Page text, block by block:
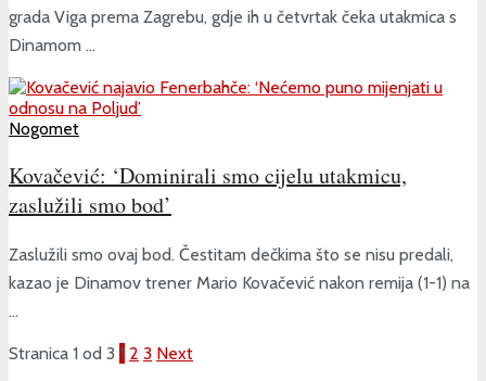
grada Viga prema Zagrebu, gdje ih u četvrtak čeka utakmica s
Dinamom ...
Nogomet
Kovačević: ‘Dominirali smo cijelu utakmicu,
zaslužili smo bod’
Zaslužili smo ovaj bod. Čestitam dečkima što se nisu predali,
kazao je Dinamov trener Mario Kovačević nakon remija (1-1) na
...
Stranica 1 od 3 1 2 3 Next